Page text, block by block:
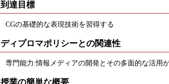
到達目標
CGの基礎的な表現技術を習得する
ディプロマポリシーとの関連性
専門能力:情報メディアの開発とその多面的な活用